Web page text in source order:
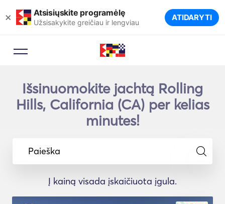
× Atsisiųskite programėlę
Užsisakykite greičiau ir lengviau ATIDARYTI
Išsinuomokite jachtą Rolling
Hills, California (CA) per kelias
minutes!
Paieška
Į kainą visada įskaičiuota įgula.